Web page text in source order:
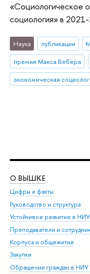
«Социологическое
социология» в
Наука публикации
премия Макса Вебера
экономическая
О ВЫШКЕ
Цифры и факты
Руководство и структура
Устойчивое развитие в
Преподаватели и
Корпуса и общежития
Закупки
Обращения граждан в